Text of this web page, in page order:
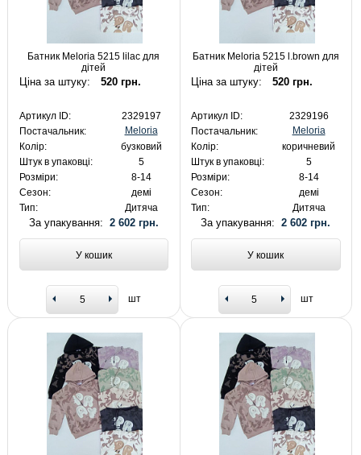
Батник Meloria 5215 lilac для
дітей
Ціна за штуку: 520 грн.
Артикул ID:
2329197
Постачальник:
Meloria
Колір:
бузковий
Штук в упаковці:
5
Розміри:
8-14
Сезон:
демі
Тип:
Дитяча
За упакування: 2 602 грн.
У кошик
шт
Батник Meloria 5215 l.brown для
дітей
Ціна за штуку: 520 грн.
Артикул ID:
2329196
Постачальник:
Meloria
Колір:
коричневий
Штук в упаковці:
5
Розміри:
8-14
Сезон:
демі
Тип:
Дитяча
За упакування:2 602 грн.
У кошик
шт